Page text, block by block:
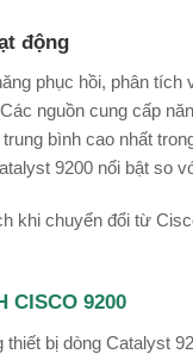
động
phục hồi, phân tích
nguồn cung cấp
bình cao nhất
9200 nổi bật so
khi chuyển đổi từ
CISCO 9200
thiết bị dòng Catalyst